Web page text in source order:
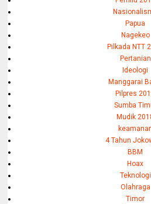
Papua
Nagekeo
Pilkada NTT
Pertanian
Ideologi
Manggarai
Pilpres
Sumba
Mudik
4 Tahun
BBM
Hoax
Teknologi
Olahraga
Timor